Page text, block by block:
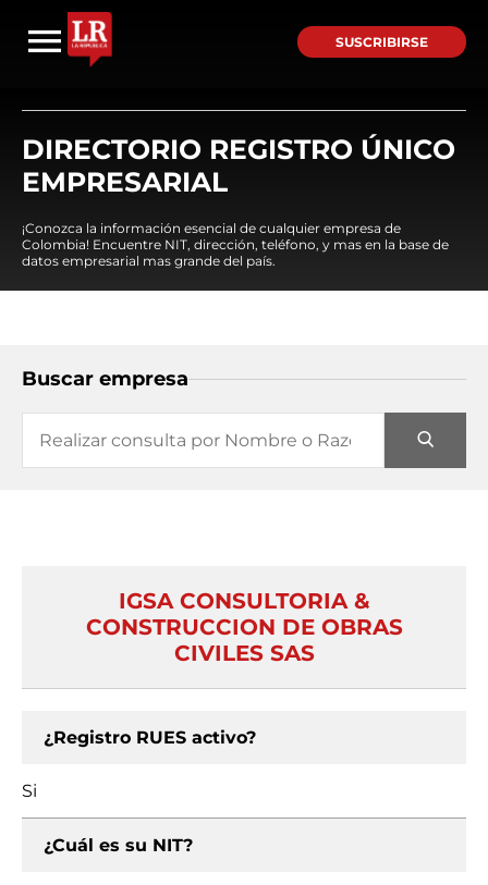
SUSCRIBIRSE
DIRECTORIO REGISTRO ÚNICO
EMPRESARIAL
¡Conozca la información esencial de cualquier empresa de
Colombia! Encuentre NIT, dirección, teléfono, y mas en la base de
datos empresarial mas grande del país.
Buscar empresa
IGSA CONSULTORIA &
CONSTRUCCION DE OBRAS
CIVILES SAS
¿Registro RUES activo?
Si
¿Cuál es su NIT?